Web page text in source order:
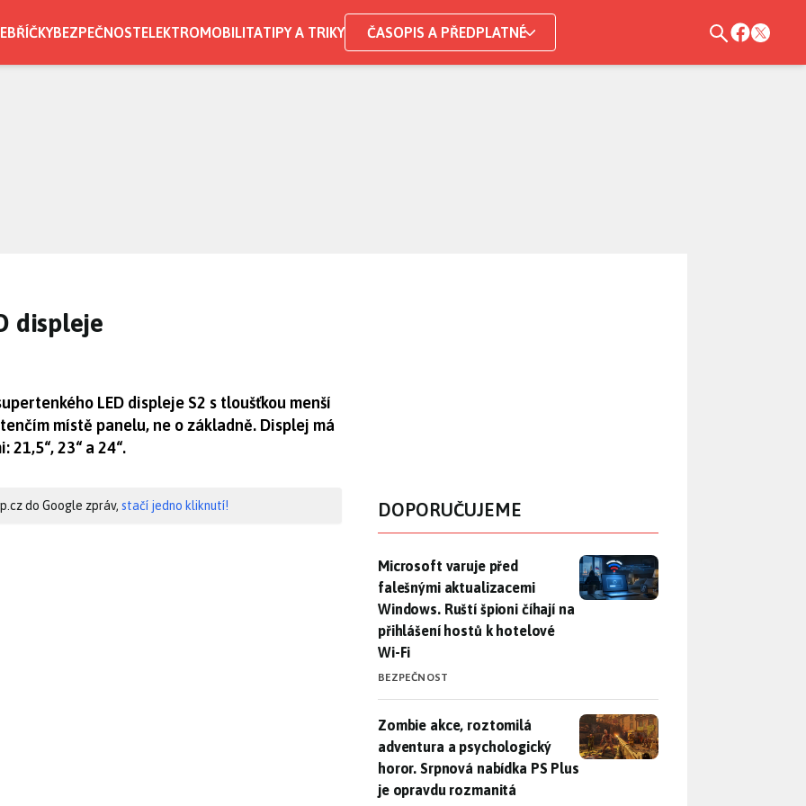
BEZPEČNOSTELEKTROMOBILITATIPY A TRIKY ČASOPIS A PŘEDPLATNÉ
displeje
LED displeje S2 s tloušťkou menší
místě panelu, ne o základně. Displej má
23“ a 24“.
do Google zpráv, stačí jedno kliknutí! DOPORUČUJEME
Microsoft varuje před falešnými aktualizacemi Windows. Ruští
Microsoft varuje před
falešnými aktualizacemi
Windows. Ruští špioni číhají na
přihlášení hostů k hotelové
Wi-Fi
BEZPEČNOST
Zombie akce, roztomilá adventura a psychologický horor.
Zombie akce, roztomilá
adventura a psychologický
horor. Srpnová nabídka PS Plus
je opravdu rozmanitá